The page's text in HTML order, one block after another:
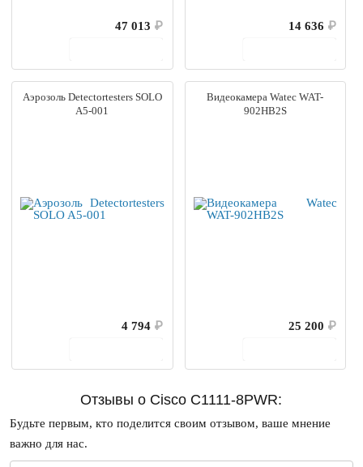
47 013 ₽
14 636 ₽
Аэрозоль Detectortesters SOLO
A5-001
4 794 ₽
Видеокамера Watec WAT-
902HB2S
25 200 ₽
Отзывы о Cisco C1111-8PWR:
Будьте первым, кто поделится своим отзывом, ваше мнение
важно для нас.